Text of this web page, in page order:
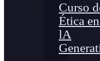
Curso
Ética
lA